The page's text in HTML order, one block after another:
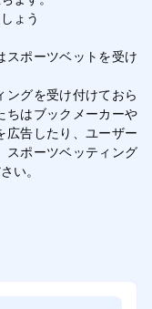
ょう
スポーツベットを受け
ングを受け付けておら
ちはブックメーカーや
広告したり、ユーザー
スポーツベッティング
い。